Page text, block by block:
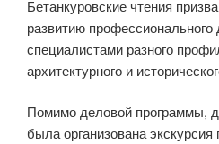
Бетанкуровские чтения
развитию
специалистами разного
архитектурного и
Помимо деловой программы,
была организована